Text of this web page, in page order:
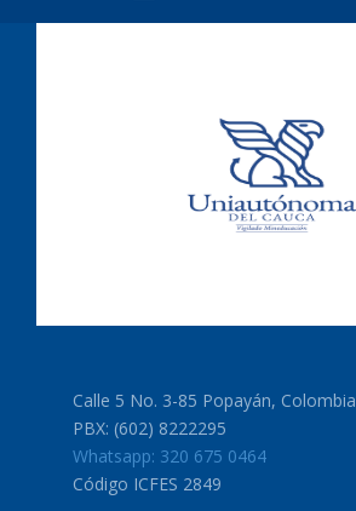
Calle 5 No. 3-85 Popayán, Colombia
PBX: (602) 8222295
Whatsapp: 320 675 0464
Código ICFES 2849